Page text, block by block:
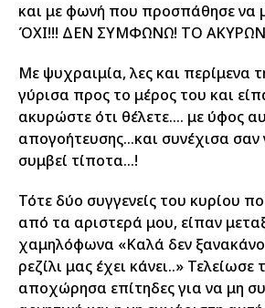
και με φωνή που προσπάθησε να
ΌΧΙ!!! ΔΕΝ ΣΥΜΦΩΝΩ! ΤΟ
Με ψυχραιμία, λες και περίμενα
γύρισα προς το μέρος του και
ακυρώστε ότι θέλετε…. με ύφος
απογοήτευσης…και συνέχισα σαν
συμβεί τίποτα…!
Τότε δύο συγγενείς του κυρίου
από τα αριστερά μου, είπαν
χαμηλόφωνα «Καλά δεν
ρεζίλι μας έχει κάνει..» Τελείωσε
αποχώρησα επίτηδες για να μη